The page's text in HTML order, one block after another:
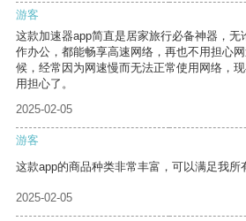
游客
这款加速器app简直是居家旅行必备神器，
作办公，都能畅享高速网络，再也不用担心
候，经常因为网速慢而无法正常使用网络，
用担心了。
2025-02-05
游客
这款app的商品种类非常丰富，可以满足我所
2025-02-05